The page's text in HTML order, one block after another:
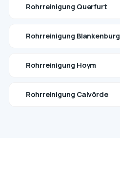
Rohrreinigung Querfurt
Rohrreinigung Blankenburg
Rohrreinigung Hoym
Rohrreinigung Calvörde